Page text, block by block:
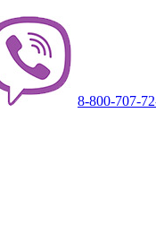
8-800-707-